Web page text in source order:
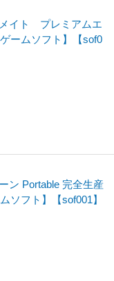
イト プレミアムエ
ームソフト】【sof0
ン Portable 完全生産
ソフト】【sof001】